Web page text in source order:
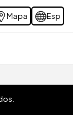
Mapa Esp